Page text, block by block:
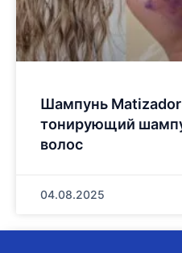
Шампунь
тонирующий
волос
04.08.2025